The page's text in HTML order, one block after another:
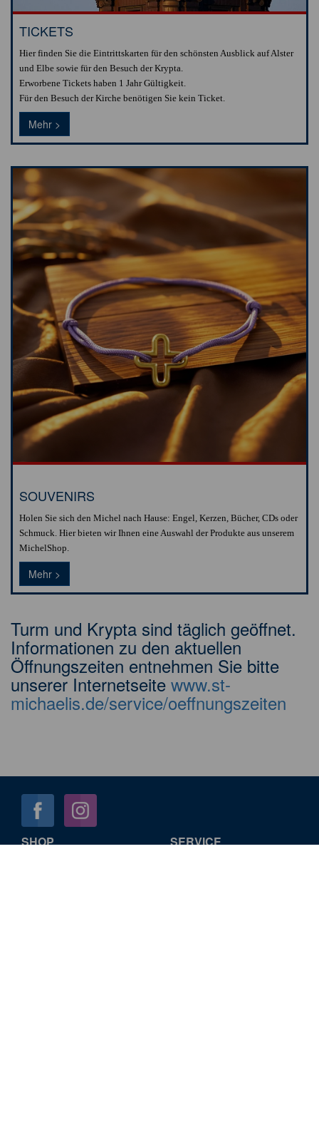
TICKETS
Hier finden Sie die Eintrittskarten für den schönsten Ausblick auf Alster
und Elbe sowie für den Besuch der Krypta.
Erworbene Tickets haben 1 Jahr Gültigkeit.
Für den Besuch der Kirche benötigen Sie kein Ticket.
Mehr >
SOUVENIRS
Holen Sie sich den Michel nach Hause: Engel, Kerzen, Bücher, CDs oder
Schmuck. Hier bieten wir Ihnen eine Auswahl der Produkte aus unserem
MichelShop.
Mehr >
Turm und Krypta sind täglich geöffnet.
Informationen zu den aktuellen
Öffnungszeiten entnehmen Sie bitte
unserer Internetseite www.st-
michaelis.de/service/oeffnungszeiten
SHOP SERVICE